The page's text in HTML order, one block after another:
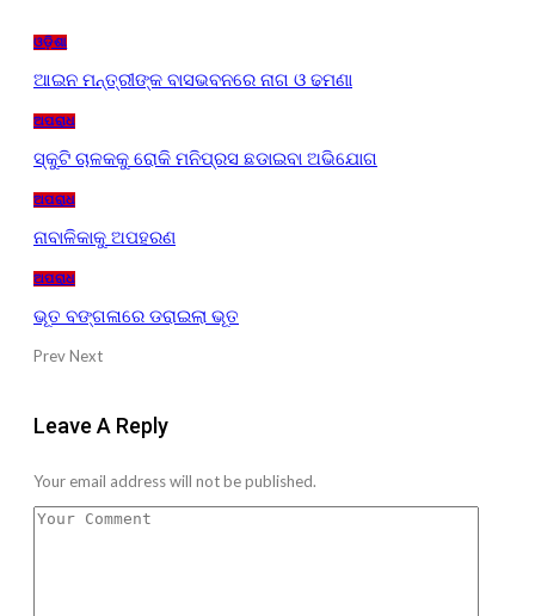
ଓଡ଼ିଶା
ଆଇନ ମନ୍ତ୍ରୀଙ୍କ ବାସଭବନରେ ନାଗ ଓ ଢମଣା
ଅପରାଧ
ସ୍କୁଟି ଚାଳକକୁ ରୋକି ମନିପ୍ରସ ଛଡାଇବା ଅଭିଯୋଗ
ଅପରାଧ
ନାବାଳିକାକୁ ଅପହରଣ
ଅପରାଧ
ଭୂତ ବଙ୍ଗଳାରେ ଡରାଇଲା ଭୂତ
PrevNext
Leave A Reply
Your email address will not be published.